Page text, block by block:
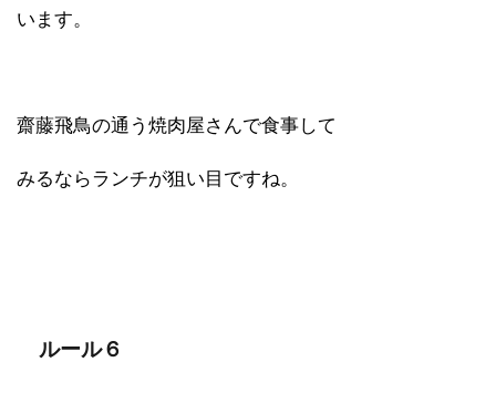
います。
齋藤飛鳥の通う焼肉屋さんで食事して
みるならランチが狙い目ですね。
ルール６